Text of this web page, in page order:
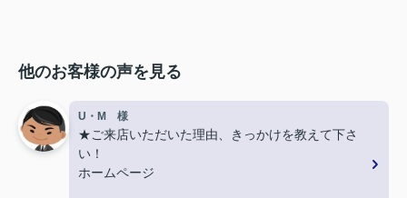
他のお客様の声を見る
U・M 様
★ご来店いただいた理由、きっかけを教えて下さ
い！
ホームページ